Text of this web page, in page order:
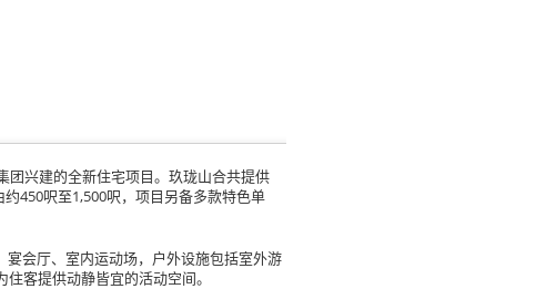
团兴建的全新住宅项目。玖珑山合共提供
450呎至1,500呎，项目另备多款特色单
会厅、室内运动场，户外设施包括室外游
客提供动静皆宜的活动空间。